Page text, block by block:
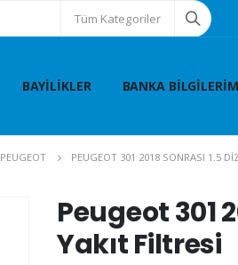
Tüm Kategoriler
BAYILIKLER BANKA
PEUGEOT PEUGEOT 301 2018 SONRASI 1.5
Peugeot 301
Yakıt Filtresi